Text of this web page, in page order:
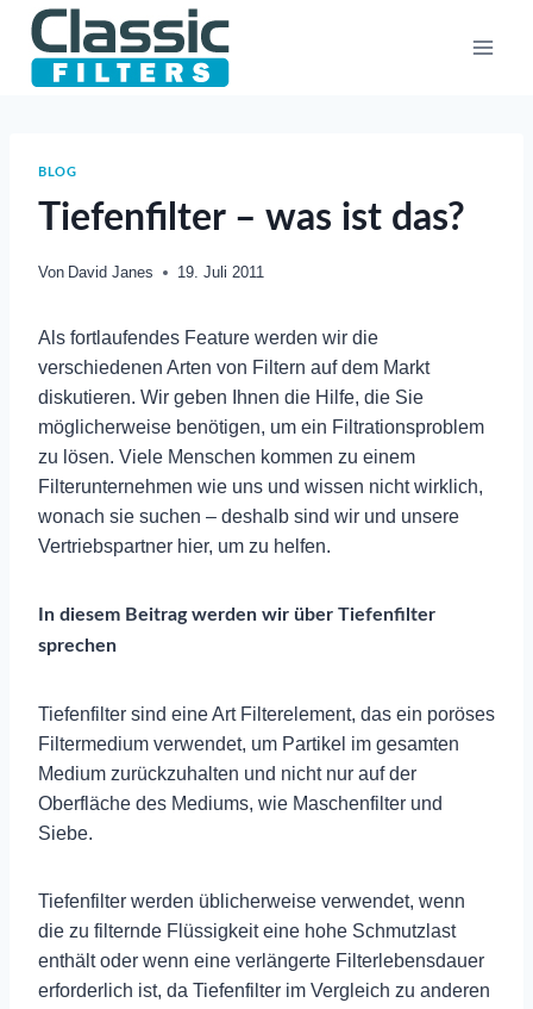
Zum
Inhalt
springen
BLOG
Tiefenfilter – was ist das?
Von David Janes 19. Juli 2011
Als fortlaufendes Feature werden wir die
verschiedenen Arten von Filtern auf dem Markt
diskutieren. Wir geben Ihnen die Hilfe, die Sie
möglicherweise benötigen, um ein Filtrationsproblem
zu lösen. Viele Menschen kommen zu einem
Filterunternehmen wie uns und wissen nicht wirklich,
wonach sie suchen – deshalb sind wir und unsere
Vertriebspartner hier, um zu helfen.
In diesem Beitrag werden wir über Tiefenfilter
sprechen
Tiefenfilter sind eine Art Filterelement, das ein poröses
Filtermedium verwendet, um Partikel im gesamten
Medium zurückzuhalten und nicht nur auf der
Oberfläche des Mediums, wie Maschenfilter und
Siebe.
Tiefenfilter werden üblicherweise verwendet, wenn
die zu filternde Flüssigkeit eine hohe Schmutzlast
enthält oder wenn eine verlängerte Filterlebensdauer
erforderlich ist, da Tiefenfilter im Vergleich zu anderen